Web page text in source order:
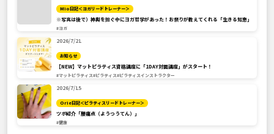
Mio日記＜ヨガリードトレーナー＞
※写真は後で）神輿を担ぐ中にヨガ哲学があった！お祭りが教えてくれる「生きる知恵」
#ヨガ
2026/7/21
お知らせ
【NEW】マットピラティス資格講座に「1DAY対面講座」がスタート！
#マットピラティス#ピラティス#ピラティスインストラクター
2026/7/15
Orie日記＜ピラティスリードトレーナー＞
ツボ紹介「腰痛点（ようつうてん）」
#健康